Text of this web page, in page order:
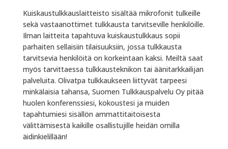
Kuiskaustulkkauslaitteisto sisältää mikrofonit tulkeille
sekä vastaanottimet tulkkausta tarvitseville henkilöille.
Ilman laitteita tapahtuva kuiskaustulkkaus sopii
parhaiten sellaisiin tilaisuuksiin, jossa tulkkausta
tarvitsevia henkilöitä on korkeintaan kaksi. Meiltä saat
myös tarvittaessa tulkkausteknikon tai äänitarkkailijan
palveluita. Olivatpa tulkkaukseen liittyvät tarpeesi
minkälaisia tahansa, Suomen Tulkkauspalvelu Oy pitää
huolen konferenssiesi, kokoustesi ja muiden
tapahtumiesi sisällön ammattitaitoisesta
välittämisestä kaikille osallistujille heidän omilla
äidinkielillään!